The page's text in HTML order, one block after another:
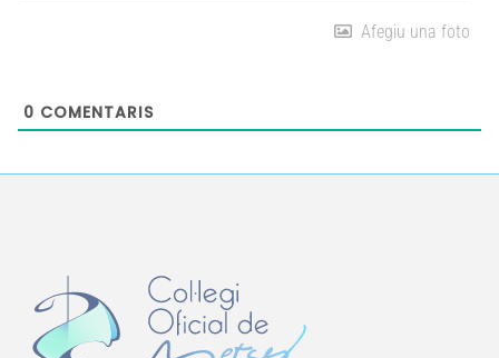
Afegiu una foto
0 COMENTARIS